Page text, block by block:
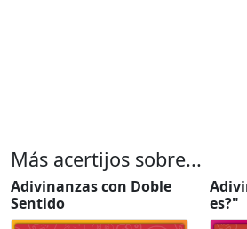
Más acertijos sobre...
Adivinanzas con Doble
Sentido
es?"